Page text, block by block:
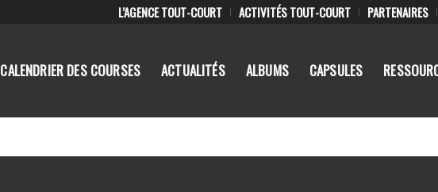
L’AGENCE TOUT-COURT ACTIVITÉS TOUT-COURT PARTENAIRES
CALENDRIER DES COURSES ACTUALITÉS ALBUMS CAPSULES